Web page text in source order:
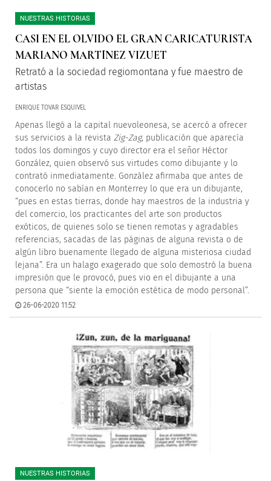
NUESTRAS HISTORIAS
CASI EN EL OLVIDO EL GRAN CARICATURISTA
MARIANO MARTÍNEZ VIZUET
Retrató a la sociedad regiomontana y fue maestro de
artistas
ENRIQUE TOVAR ESQUIVEL
Apenas llegó a la capital nuevoleonesa, se acercó a ofrecer
sus servicios a la revista Zig-Zag, publicación que aparecía
todos los domingos y cuyo director era el señor Héctor
González, quien observó sus virtudes como dibujante y lo
contrató inmediatamente. González afirmaba que antes de
conocerlo no sabían en Monterrey lo que era un dibujante,
“pues en estas tierras, donde hay maestros de la industria y
del comercio, los practicantes del arte son productos
exóticos, de quienes solo se tienen remotas y agradables
referencias, sacadas de las páginas de alguna revista o de
algún libro buenamente llegado de alguna misteriosa ciudad
lejana”. Era un halago exagerado que solo demostró la buena
impresión que le provocó, pues vio en el dibujante a una
persona que “siente la emoción estética de modo personal”.
26-06-2020 11:52
NUESTRAS HISTORIAS